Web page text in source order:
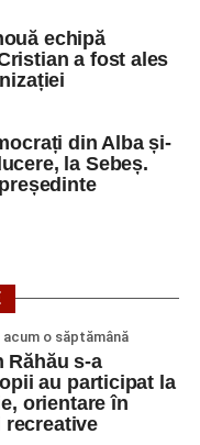
înscrieri și informații
2026
„Lucian
de
echipă
a fost ales
din Alba și-
la Sebeș.
acum o săptămână
Răhău s-a
au participat la
orientare în
recreative